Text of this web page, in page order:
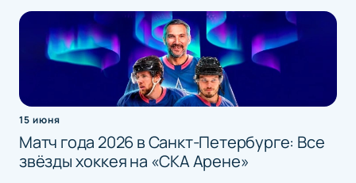
15 июня
Матч года 2026 в Санкт-Петербурге: Все
звёзды хоккея на «СКА Арене»